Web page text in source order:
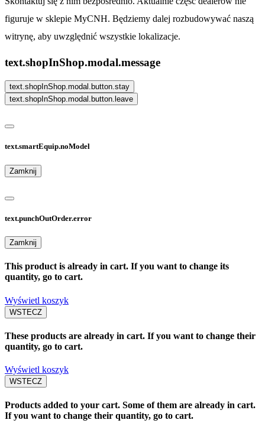
figuruje w sklepie MyCNH. Będziemy dalej rozbudowywać naszą
witrynę, aby uwzględnić wszystkie lokalizacje.
text.shopInShop.modal.message
text.shopInShop.modal.button.stay
text.shopInShop.modal.button.leave
text.smartEquip.noModel
Zamknij
text.punchOutOrder.error
Zamknij
This product is already in cart. If you want to change its
quantity, go to cart.
Wyświetl koszyk
WSTECZ
These products are already in cart. If you want to change their
quantity, go to cart.
Wyświetl koszyk
WSTECZ
Products added to your cart. Some of them are already in cart.
If you want to change their quantity, go to cart.